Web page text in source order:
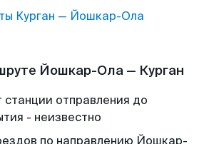
Курган — Йошкар-Ола
Йошкар-Ола — Курган
станции отправления до
- неизвестно
по направлению Йошкар-